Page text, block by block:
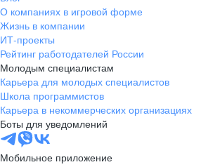
О компаниях в игровой форме
Жизнь в компании
ИТ-проекты
Рейтинг работодателей России
Молодым специалистам
Карьера для молодых специалистов
Школа программистов
Карьера в некоммерческих организациях
Боты для уведомлений
Мобильное приложение